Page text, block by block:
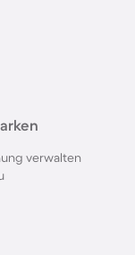
in
auf
verwalten